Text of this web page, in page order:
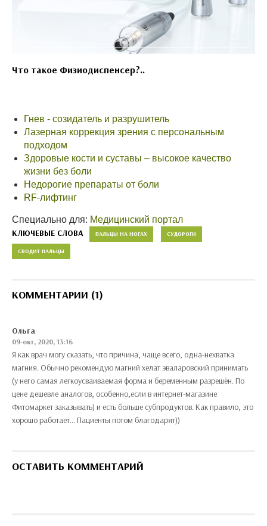
Что такое Физиодиспенсер?..
Гнев - созидатель и разрушитель
Лазерная коррекция зрения с персональным
подходом
Здоровые кости и суставы – высокое качество
жизни без боли
Недорогие препараты от боли
RF-лифтинг
Специально для: Медицинский портал
КЛЮЧЕВЫЕ СЛОВА ПАЛЬЦЫ НА НОГАХ СУДОРОГИ
СВОДИТ ПАЛЬЦЫ
КОММЕНТАРИИ (1)
Ольга
09-окт, 2020, 13:16
Я как врач могу сказать, что причина, чаще всего, одна-нехватка
магния. Обычно рекомендую магний хелат эваларовский принимать
(у него самая легкоусваиваемая форма и беременным разрешён. По
цене дешевле аналогов, особенно,если в интернет-магазине
Фитомаркет заказывать) и есть больше субпродуктов. Как правило, это
хорошо работает... Пациенты потом благодарят))
ОСТАВИТЬ КОММЕНТАРИЙ